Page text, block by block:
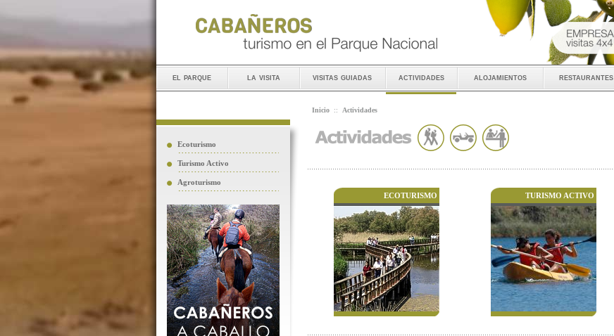
el parque la visita visitas guiadas actividades alojamientos restaurantes
Ecoturismo
Turismo Activo
Agroturismo
Inicio :: Actividades
ECOTURISMO TURISMO ACTIVO